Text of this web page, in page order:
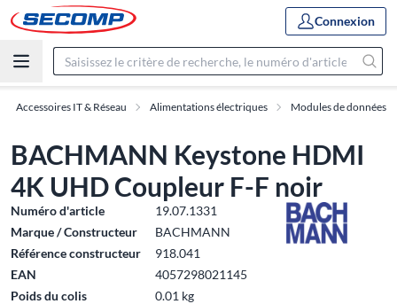
Connexion
Accessoires IT & Réseau Alimentations électriques Modules de données
BACHMANN Keystone HDMI
4K UHD Coupleur F-F noir
Numéro d'article
19.07.1331
Marque / Constructeur
BACHMANN
Référence constructeur
918.041
EAN
4057298021145
Poids du colis
0.01 kg